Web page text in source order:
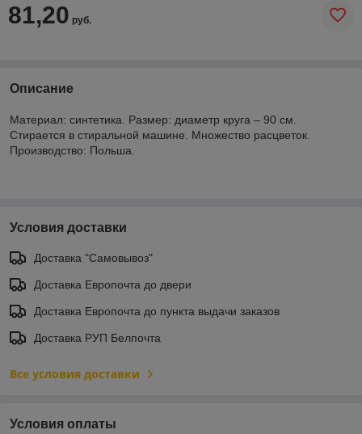
81,20 руб.
Описание
Материал: синтетика. Размер: диаметр круга – 90 см.
Стирается в стиральной машине. Множество расцветок.
Производство: Польша.
Условия доставки
Доставка "Самовывоз"
Доставка Европочта до двери
Доставка Европочта до пункта выдачи заказов
Доставка РУП Белпочта
Все условия доставки
Условия оплаты